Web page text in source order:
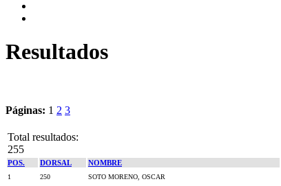
Resultados
Páginas: 1 2 3
Total resultados:
255
POS. DORSAL NOMBRE
1 250 SOTO MORENO, OSCAR